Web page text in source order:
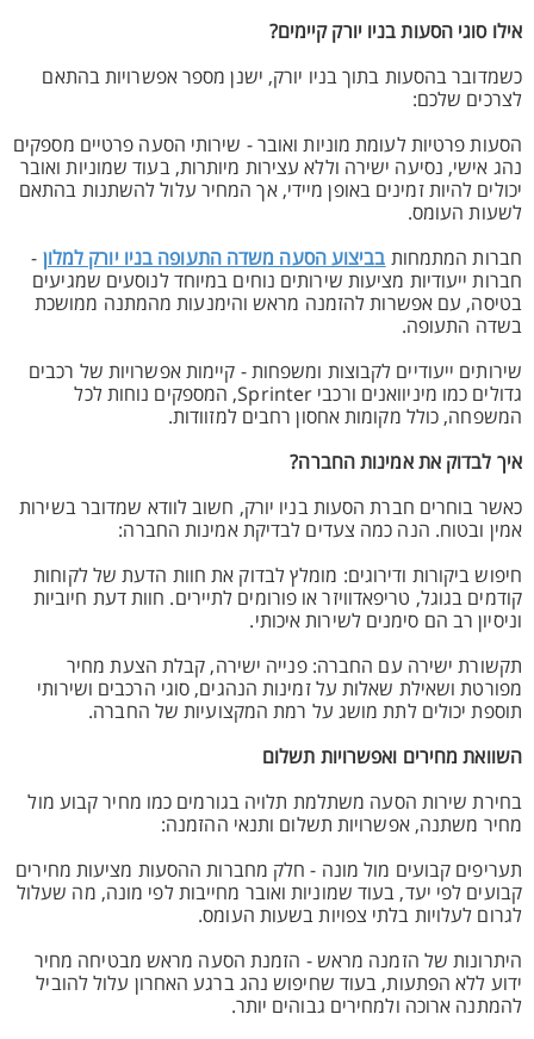
אילו סוגי הסעות בניו יורק קיימים?
כשמדובר בהסעות בתוך בניו יורק, ישנן מספר אפשרויות בהתאם
לצרכים שלכם:
הסעות פרטיות לעומת מוניות ואובר - שירותי הסעה פרטיים מספקים
נהג אישי, נסיעה ישירה וללא עצירות מיותרות, בעוד שמוניות ואובר
יכולים להיות זמינים באופן מיידי, אך המחיר עלול להשתנות בהתאם
לשעות העומס.
חברות המתמחות בביצוע הסעה משדה התעופה בניו יורק למלון -
חברות ייעודיות מציעות שירותים נוחים במיוחד לנוסעים שמגיעים
בטיסה, עם אפשרות להזמנה מראש והימנעות מהמתנה ממושכת
בשדה התעופה.
שירותים ייעודיים לקבוצות ומשפחות - קיימות אפשרויות של רכבים
גדולים כמו מיניוואנים ורכבי Sprinter, המספקים נוחות לכל
המשפחה, כולל מקומות אחסון רחבים למזוודות.
איך לבדוק את אמינות החברה?
כאשר בוחרים חברת הסעות בניו יורק, חשוב לוודא שמדובר בשירות
אמין ובטוח. הנה כמה צעדים לבדיקת אמינות החברה:
חיפוש ביקורות ודירוגים: מומלץ לבדוק את חוות הדעת של לקוחות
קודמים בגוגל, טריפאדוויזר או פורומים לתיירים. חוות דעת חיוביות
וניסיון רב הם סימנים לשירות איכותי.
תקשורת ישירה עם החברה: פנייה ישירה, קבלת הצעת מחיר
מפורטת ושאילת שאלות על זמינות הנהגים, סוגי הרכבים ושירותי
תוספת יכולים לתת מושג על רמת המקצועיות של החברה.
השוואת מחירים ואפשרויות תשלום
בחירת שירות הסעה משתלמת תלויה בגורמים כמו מחיר קבוע מול
מחיר משתנה, אפשרויות תשלום ותנאי ההזמנה:
תעריפים קבועים מול מונה - חלק מחברות ההסעות מציעות מחירים
קבועים לפי יעד, בעוד שמוניות ואובר מחייבות לפי מונה, מה שעלול
לגרום לעלויות בלתי צפויות בשעות העומס.
היתרונות של הזמנה מראש - הזמנת הסעה מראש מבטיחה מחיר
ידוע ללא הפתעות, בעוד שחיפוש נהג ברגע האחרון עלול להוביל
להמתנה ארוכה ולמחירים גבוהים יותר.